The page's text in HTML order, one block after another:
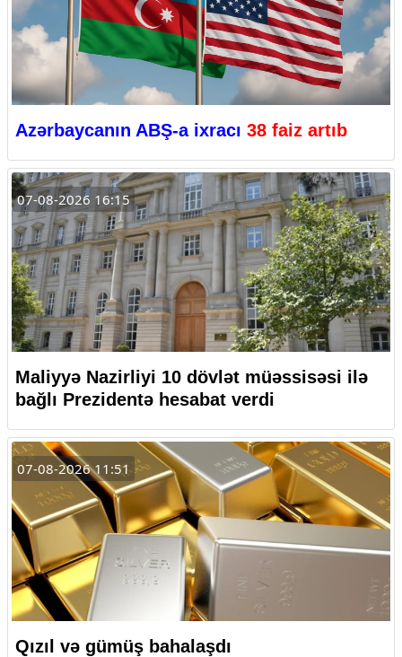
Azərbaycanın ABŞ-a ixracı 38 faiz artıb
07-08-2026 16:15
Maliyyə Nazirliyi 10 dövlət müəssisəsi ilə
bağlı Prezidentə hesabat verdi
07-08-2026 11:51
Qızıl və gümüş bahalaşdı